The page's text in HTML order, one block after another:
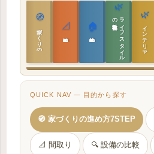
🧭
家づくりの教科書 📐
実施設計の教科書
🏠
性能設計の教科書
🌿
ラ
イ
フ
ス
タ
イ
ル
の
教科書 🌿
インテリア設計
QUICK NAV — 目的から探す
🧭 家づくりの進め方7STEP
📐 間取り 🔍 設備の比較